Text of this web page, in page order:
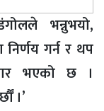
भन्नुभयो,
निर्णय गर्न र थप
भएको छ ।
।’